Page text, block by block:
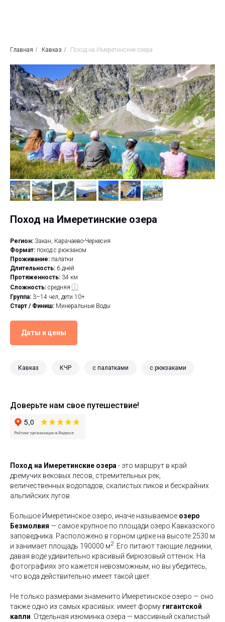
Главная / Кавказ / Поход на Имеретинские озера
Поход на Имеретинские озера
Регион: Закан, Карачаево-Черкесия
Формат: поход с рюкзаком
Проживание: палатки
Длительность: 6 дней
Протяженность: 34 км
Сложность: средняя ⓘ
Группа: 3–14 чел, дети 10+
Старт / Финиш: Минеральные Воды
Даты и цены
Кавказ КЧР с палатками с рюкзаками
Доверьте нам свое путешествие!
Поход на Имеретинские озера- это маршрут в край
дремучих вековых лесов, стремительных рек,
величественных водопадов, скалистых пиков и бескрайних
альпийских лугов.
Большое Имеретинское озеро, иначе называемое озеро
Безмолвия — самое крупное по площади озеро Кавказского
заповедника. Расположено в горном цирке на высоте 2530 м
и занимает площадь 190000 м2. Его питают тающие ледники,
давая воде удивительно красивый бирюзовый оттенок. На
фотографиях это кажется невозможным, но вы убедитесь,
что вода действительно имеет такой цвет.
Не только размерами знаменито Имеретинское озеро — оно
также одно из самых красивых: имеет форму гигантской
капли. Отдельная изюминка озера — массивный скалистый